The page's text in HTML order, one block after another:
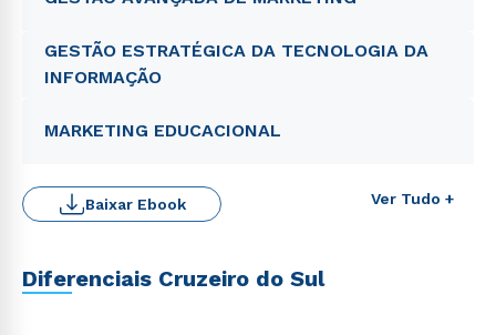
GESTÃO ESTRATÉGICA DA TECNOLOGIA DA
INFORMAÇÃO
MARKETING EDUCACIONAL
Ver Tudo +
Baixar Ebook
Diferenciais Cruzeiro do Sul